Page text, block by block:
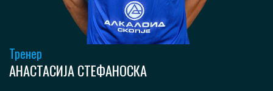
Тренер
АНАСТАСИЈА СТЕФАНОСКА